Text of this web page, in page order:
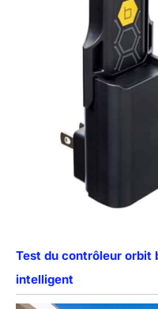
Test du contrôleur orbit
intelligent